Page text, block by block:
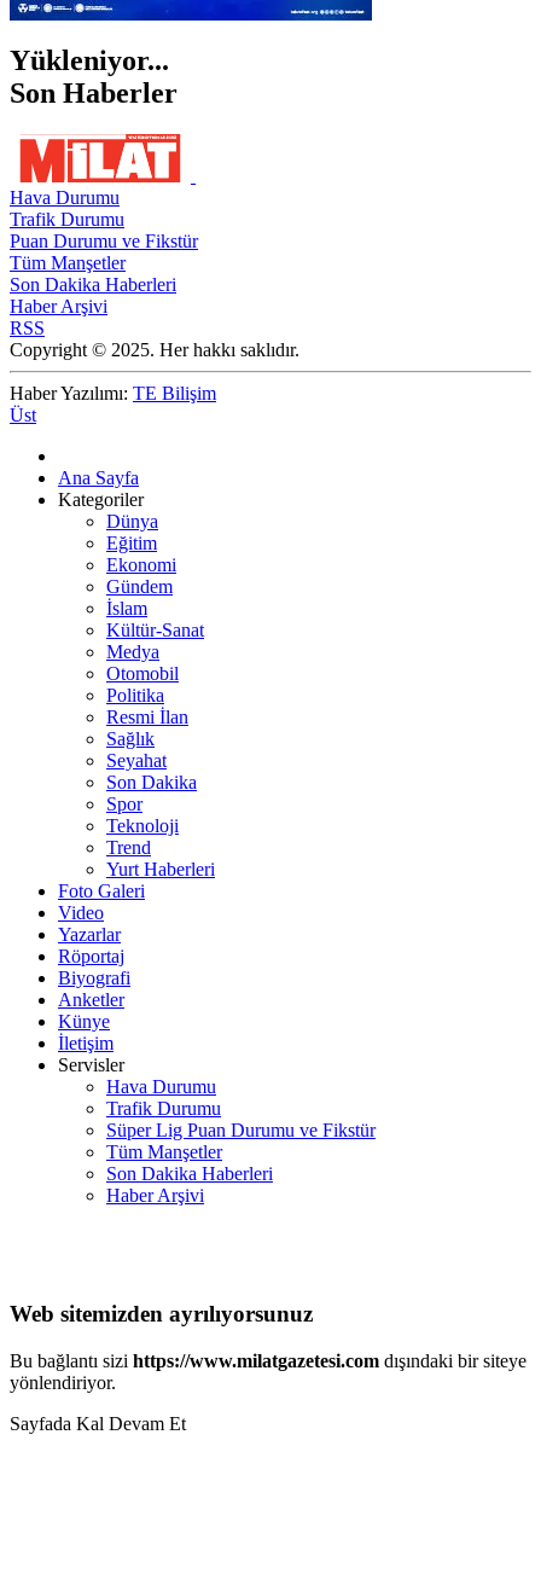
Yükleniyor...
Son Haberler
Hava Durumu
Trafik Durumu
Puan Durumu ve Fikstür
Tüm Manşetler
Son Dakika Haberleri
Haber Arşivi
RSS
Copyright © 2025. Her hakkı saklıdır.
Haber Yazılımı: TE Bilişim
Üst
Ana Sayfa
Kategoriler
Dünya
Eğitim
Ekonomi
Gündem
İslam
Kültür-Sanat
Medya
Otomobil
Politika
Resmi İlan
Sağlık
Seyahat
Son Dakika
Spor
Teknoloji
Trend
Yurt Haberleri
Foto Galeri
Video
Yazarlar
Röportaj
Biyografi
Anketler
Künye
İletişim
Servisler
Hava Durumu
Trafik Durumu
Süper Lig Puan Durumu ve Fikstür
Tüm Manşetler
Son Dakika Haberleri
Haber Arşivi
Web sitemizden ayrılıyorsunuz
Bu bağlantı sizi https://www.milatgazetesi.com dışındaki bir siteye
yönlendiriyor.
Sayfada Kal Devam Et